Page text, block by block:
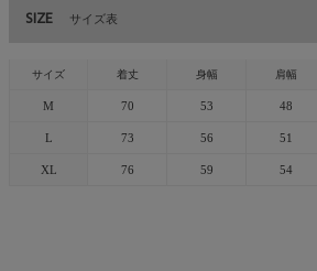
SIZE サイズ表
サイズ 着丈 身幅 肩幅
M 70 53 48
L 73 56 51
XL 76 59 54